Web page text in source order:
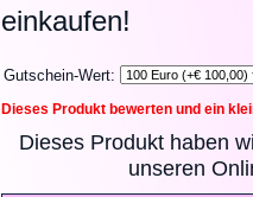
einkaufen!
Gutschein-Wert:
Dieses Produkt bewerten und ein
Dieses Produkt haben
unseren